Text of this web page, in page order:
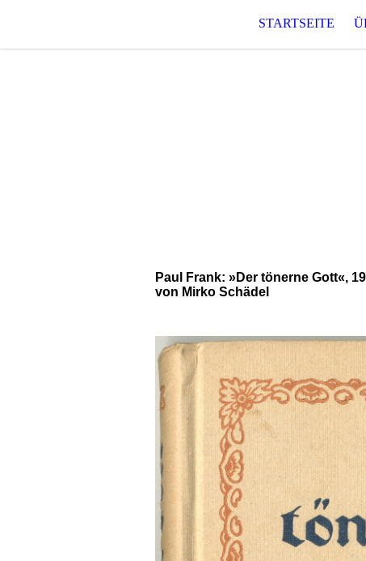
STARTSEITE
Paul Frank: »Der tönerne Gott«,
von Mirko Schädel